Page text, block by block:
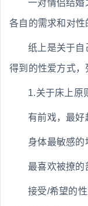
一对情侣结婚
各自的需求和对性
纸上是关于自
得到的性爱方式，
1.关于床上原
有前戏，最好
身体最敏感的
最喜欢被撩的
接受/希望的